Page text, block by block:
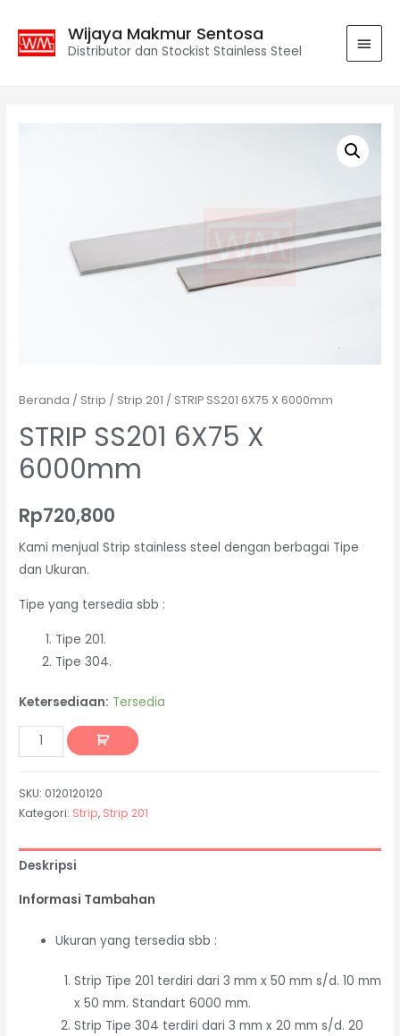
Wijaya Makmur Sentosa
Distributor dan Stockist Stainless Steel
Beranda / Strip / Strip 201 / STRIP SS201 6X75 X 6000mm
STRIP SS201 6X75 X
6000mm
Rp720,800
Kami menjual Strip stainless steel dengan berbagai Tipe
dan Ukuran.
Tipe yang tersedia sbb :
Tipe 201.
Tipe 304.
Ketersediaan: Tersedia
SKU: 0120120120
Kategori: Strip, Strip 201
Deskripsi
Informasi Tambahan
Ukuran yang tersedia sbb :
Strip Tipe 201 terdiri dari 3 mm x 50 mm s/d. 10 mm
x 50 mm. Standart 6000 mm.
Strip Tipe 304 terdiri dari 3 mm x 20 mm s/d. 20